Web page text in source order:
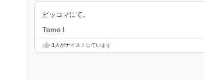
ピッコマにて。
Tomo I
1 人がナイス！しています